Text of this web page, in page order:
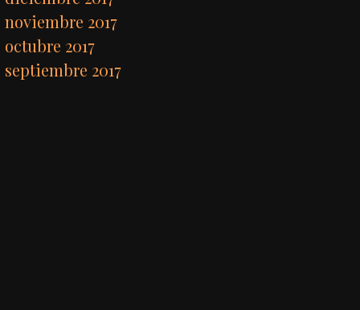
noviembre 2017
octubre 2017
septiembre 2017